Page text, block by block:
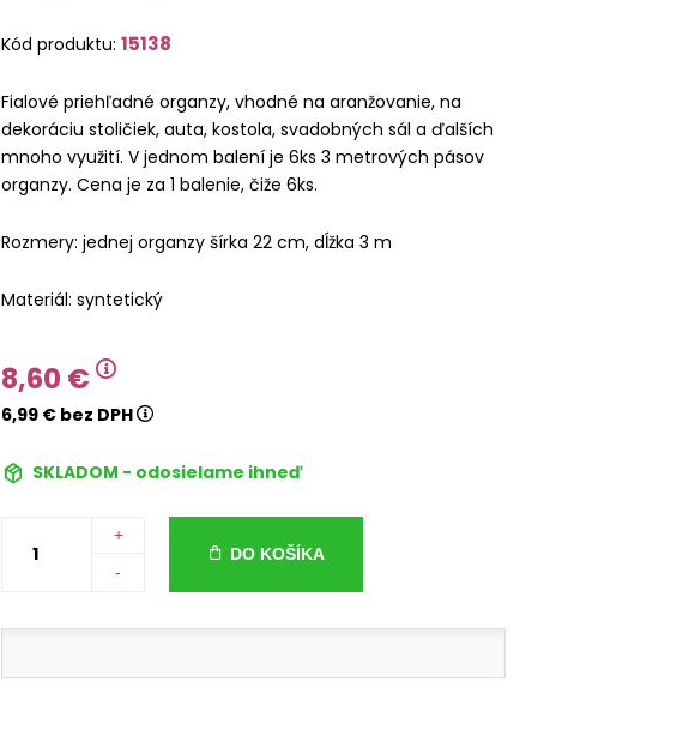
Kód produktu: 15138
Fialové priehľadné organzy, vhodné na aranžovanie, na
dekoráciu stoličiek, auta, kostola, svadobných sál a ďalších
mnoho využití. V jednom balení je 6ks 3 metrových pásov
organzy. Cena je za 1 balenie, čiže 6ks.
Rozmery: jednej organzy šírka 22 cm, dĺžka 3 m
Materiál: syntetický
8,60 €
6,99 € bez DPH
SKLADOM - odosielame ihneď
+
-
DO KOŠÍKA